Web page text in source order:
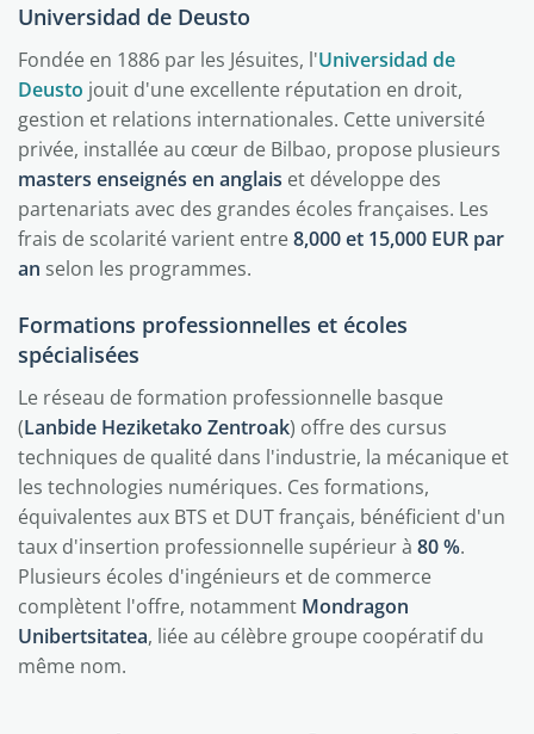
Universidad de Deusto
Fondée en 1886 par les Jésuites, l'Universidad de
Deusto jouit d'une excellente réputation en droit,
gestion et relations internationales. Cette université
privée, installée au cœur de Bilbao, propose plusieurs
masters enseignés en anglais et développe des
partenariats avec des grandes écoles françaises. Les
frais de scolarité varient entre8,000 et 15,000 EUR par
an selon les programmes.
Formations professionnelles et écoles
spécialisées
Le réseau de formation professionnelle basque
(Lanbide Heziketako Zentroak) offre des cursus
techniques de qualité dans l'industrie, la mécanique et
les technologies numériques. Ces formations,
équivalentes aux BTS et DUT français, bénéficient d'un
taux d'insertion professionnelle supérieur à 80 %.
Plusieurs écoles d'ingénieurs et de commerce
complètent l'offre, notamment Mondragon
Unibertsitatea, liée au célèbre groupe coopératif du
même nom.